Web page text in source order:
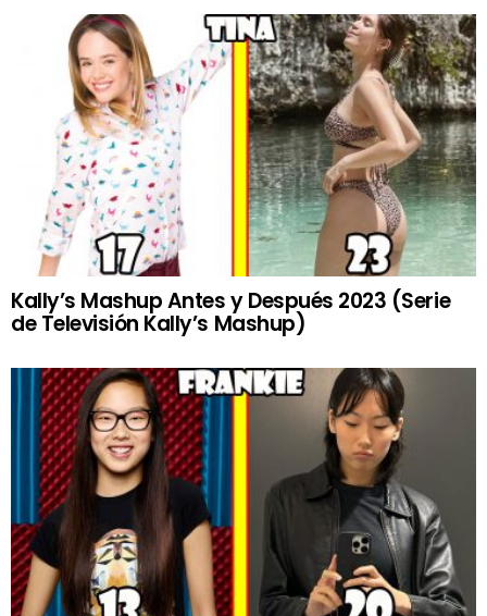
Kally’s Mashup Antes y Después 2023 (Serie
de Televisión Kally’s Mashup)